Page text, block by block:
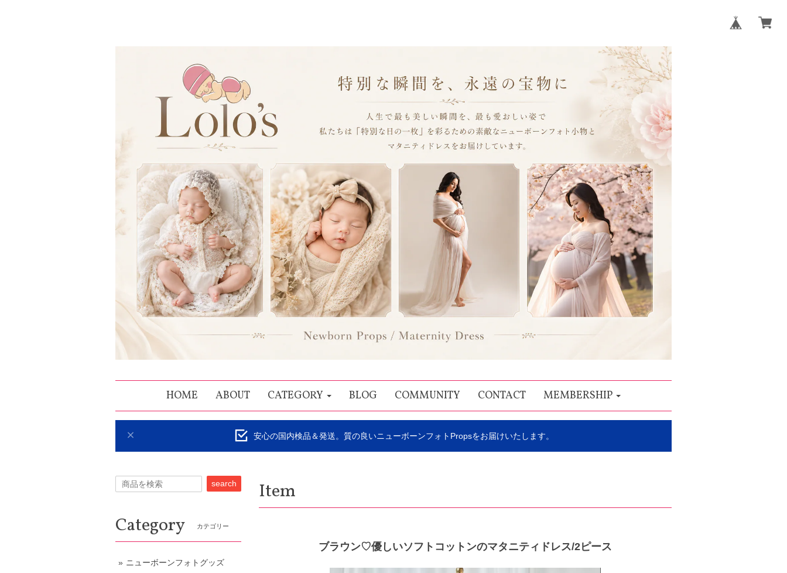
HOME ABOUT CATEGORY BLOG COMMUNITY CONTACT MEMBERSHIP
安心の国内検品＆発送。質の良いニューボーンフォトPropsをお届けいたします。
Item
ブラウン♡優しいソフトコットンのマタニティドレス/2ピース
search
Category カテゴリー
ニューボーンフォトグッズ